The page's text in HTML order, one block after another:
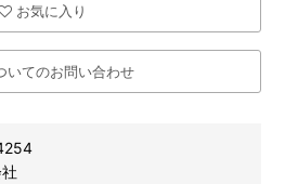
お気に入り
いてのお問い合わせ